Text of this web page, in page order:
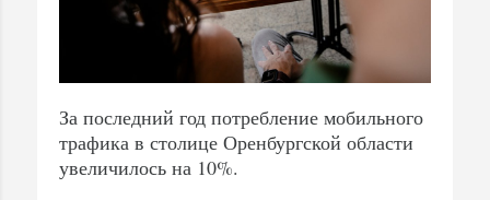
За последний год потребление мобильного
трафика в столице Оренбургской области
увеличилось на 10%.